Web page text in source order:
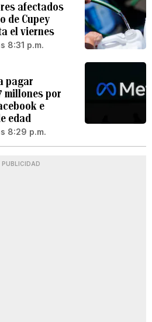
afectados
de Cupey
el viernes
8:31 p.m.
pagar
millones por
e
edad
8:29 p.m.
PUBLICIDAD